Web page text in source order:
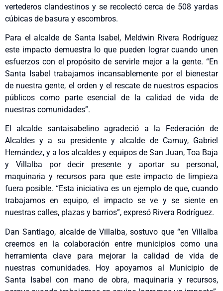
vertederos clandestinos y se recolectó cerca de 508 yardas
cúbicas de basura y escombros.
Para el alcalde de Santa Isabel, Meldwin Rivera Rodríguez
este impacto demuestra lo que pueden lograr cuando unen
esfuerzos con el propósito de servirle mejor a la gente. “En
Santa Isabel trabajamos incansablemente por el bienestar
de nuestra gente, el orden y el rescate de nuestros espacios
públicos como parte esencial de la calidad de vida de
nuestras comunidades”.
El alcalde santaisabelino agradeció a la Federación de
Alcaldes y a su presidente y alcalde de Camuy, Gabriel
Hernández, y a los alcaldes y equipos de San Juan, Toa Baja
y Villalba por decir presente y aportar su personal,
maquinaria y recursos para que este impacto de limpieza
fuera posible. “Esta iniciativa es un ejemplo de que, cuando
trabajamos en equipo, el impacto se ve y se siente en
nuestras calles, plazas y barrios”, expresó Rivera Rodríguez.
Dan Santiago, alcalde de Villalba, sostuvo que “en Villalba
creemos en la colaboración entre municipios como una
herramienta clave para mejorar la calidad de vida de
nuestras comunidades. Hoy apoyamos al Municipio de
Santa Isabel con mano de obra, maquinaria y recursos,